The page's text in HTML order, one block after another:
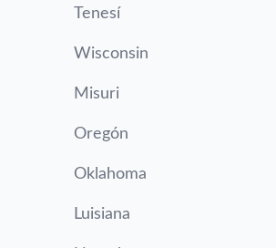
Tenesí
Wisconsin
Misuri
Oregón
Oklahoma
Luisiana